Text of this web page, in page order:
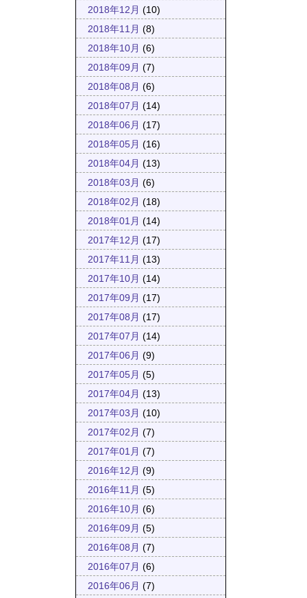
2018年12月 (10)
2018年11月 (8)
2018年10月 (6)
2018年09月 (7)
2018年08月 (6)
2018年07月 (14)
2018年06月 (17)
2018年05月 (16)
2018年04月 (13)
2018年03月 (6)
2018年02月 (18)
2018年01月 (14)
2017年12月 (17)
2017年11月 (13)
2017年10月 (14)
2017年09月 (17)
2017年08月 (17)
2017年07月 (14)
2017年06月 (9)
2017年05月 (5)
2017年04月 (13)
2017年03月 (10)
2017年02月 (7)
2017年01月 (7)
2016年12月 (9)
2016年11月 (5)
2016年10月 (6)
2016年09月 (5)
2016年08月 (7)
2016年07月 (6)
2016年06月 (7)